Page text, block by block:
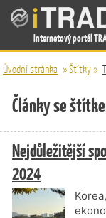
Internetový portál
Úvodní stránka »Štítky»
Články se
Nejdůležitější
2024